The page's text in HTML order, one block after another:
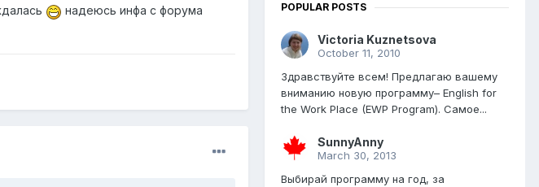
надеюсь инфа с форума
POPULAR POSTS
Victoria Kuznetsova
October 11, 2010
Здравствуйте всем! Предлагаю вашему
вниманию новую программу– English for
the Work Place (EWP Program). Самое...
SunnyAnny
March 30, 2013
Выбирай программу на год, за